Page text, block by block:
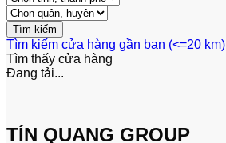
Tìm kiếm cửa hàng gần bạn (<=20 km)
Tìm thấy cửa hàng
Đang tải...
TÍN QUANG GROUP